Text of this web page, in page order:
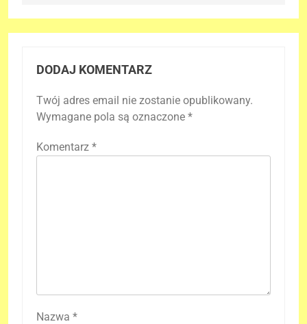
DODAJ KOMENTARZ
Twój adres email nie zostanie opublikowany.
Wymagane pola są oznaczone *
Komentarz *
Nazwa *